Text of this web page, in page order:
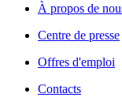
À propos de
Centre de presse
Offres d'emploi
Contacts